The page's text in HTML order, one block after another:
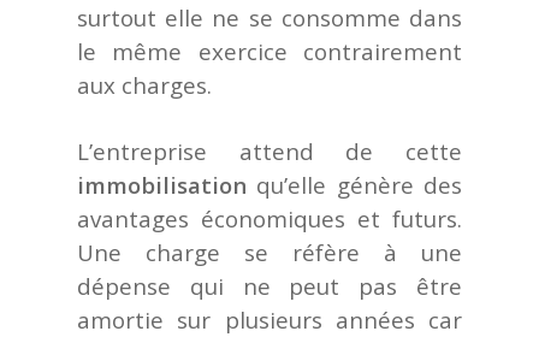
surtout elle ne se consomme dans
le même exercice contrairement
aux charges.
L’entreprise attend de cette
immobilisation qu’elle génère des
avantages économiques et futurs.
Une charge se réfère à une
dépense qui ne peut pas être
amortie sur plusieurs années car